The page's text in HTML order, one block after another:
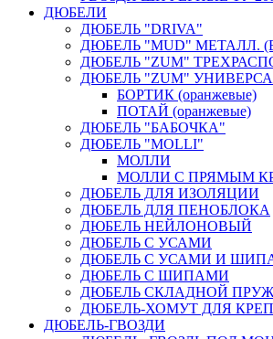
ДЮБЕЛИ
ДЮБЕЛЬ "DRIVA"
ДЮБЕЛЬ "MUD" МЕТАЛЛ.
ДЮБЕЛЬ "ZUM"
ДЮБЕЛЬ "ZUM"
БОРТИК (оранжевые)
ПОТАЙ (оранжевые)
ДЮБЕЛЬ "БАБОЧКА"
ДЮБЕЛЬ "МOLLI"
МОЛЛИ
МОЛЛИ С ПРЯМЫМ
ДЮБЕЛЬ ДЛЯ ИЗОЛЯЦИИ
ДЮБЕЛЬ ДЛЯ ПЕНОБЛОКА
ДЮБЕЛЬ НЕЙЛОНОВЫЙ
ДЮБЕЛЬ С УСАМИ
ДЮБЕЛЬ С УСАМИ И
ДЮБЕЛЬ С ШИПАМИ
ДЮБЕЛЬ СКЛАДНОЙ
ДЮБЕЛЬ-ХОМУТ ДЛЯ
ДЮБЕЛЬ-ГВОЗДИ